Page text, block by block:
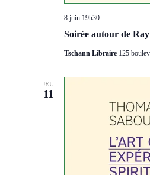
Soirée autour de
8 juin 19h30
Tschann Libraire 125
JEU
11